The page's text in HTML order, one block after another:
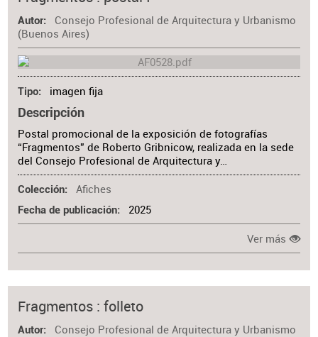
Autor
Consejo Profesional de Arquitectura y Urbanismo
(Buenos Aires)
Tipo imagen fija
Descripción
Postal promocional de la exposición de fotografías
“Fragmentos” de Roberto Gribnicow, realizada en la sede
del Consejo Profesional de Arquitectura y…
Colección Afiches
Fecha de publicación 2025
Ver más
Fragmentos : folleto
Autor
Consejo Profesional de Arquitectura y Urbanismo